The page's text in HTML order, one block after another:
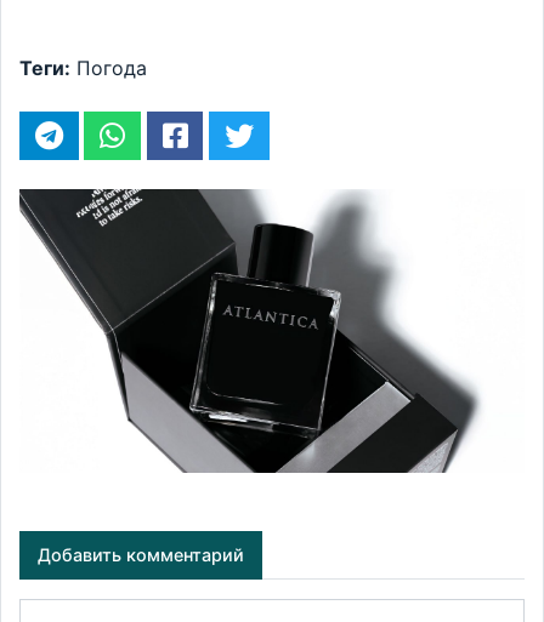
Теги: Погода
Добавить комментарий